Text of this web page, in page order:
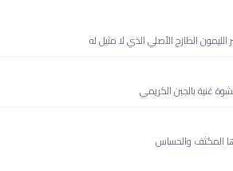
الطازج الأصلي الذي لا مثيل له
غنية بالجبن الكريمي
المكثف والحساس